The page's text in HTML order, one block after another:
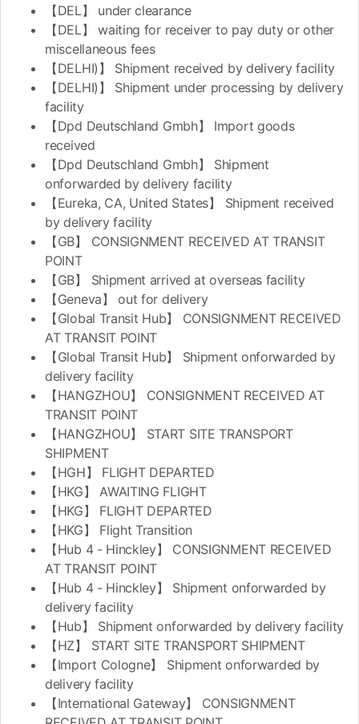
【DEL】 under clearance
【DEL】 waiting for receiver to pay duty or other
miscellaneous fees
【DELHI)】 Shipment received by delivery facility
【DELHI)】 Shipment under processing by delivery
facility
【Dpd Deutschland Gmbh】 Import goods
received
【Dpd Deutschland Gmbh】 Shipment
onforwarded by delivery facility
【Eureka, CA, United States】 Shipment received
by delivery facility
【GB】 CONSIGNMENT RECEIVED AT TRANSIT
POINT
【GB】 Shipment arrived at overseas facility
【Geneva】 out for delivery
【Global Transit Hub】 CONSIGNMENT RECEIVED
AT TRANSIT POINT
【Global Transit Hub】 Shipment onforwarded by
delivery facility
【HANGZHOU】 CONSIGNMENT RECEIVED AT
TRANSIT POINT
【HANGZHOU】 START SITE TRANSPORT
SHIPMENT
【HGH】 FLIGHT DEPARTED
【HKG】 AWAITING FLIGHT
【HKG】 FLIGHT DEPARTED
【HKG】 Flight Transition
【Hub 4 - Hinckley】 CONSIGNMENT RECEIVED
AT TRANSIT POINT
【Hub 4 - Hinckley】 Shipment onforwarded by
delivery facility
【Hub】 Shipment onforwarded by delivery facility
【HZ】 START SITE TRANSPORT SHIPMENT
【Import Cologne】 Shipment onforwarded by
delivery facility
【International Gateway】 CONSIGNMENT